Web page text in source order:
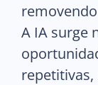
A IA surge